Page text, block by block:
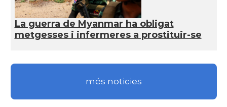
La guerra de Myanmar ha obligat
metgesses i infermeres a prostituir-se
més noticies